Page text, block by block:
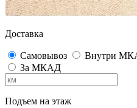
Доставка
Самовывоз
Внутри
За МКАД
Подъем на этаж